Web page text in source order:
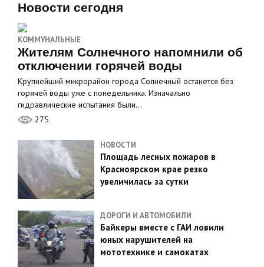
Новости сегодня
КОММУНАЛЬНЫЕ
Жителям Солнечного напомнили об
отключении горячей воды
Крупнейший микрорайон города Солнечный останется без
горячей воды уже с понедельника. Изначально
гидравлические испытания были…
275
НОВОСТИ
Площадь лесных пожаров в
Красноярском крае резко
увеличилась за сутки
ДОРОГИ И АВТОМОБИЛИ
Байкеры вместе с ГАИ ловили
юных нарушителей на
мототехнике и самокатах